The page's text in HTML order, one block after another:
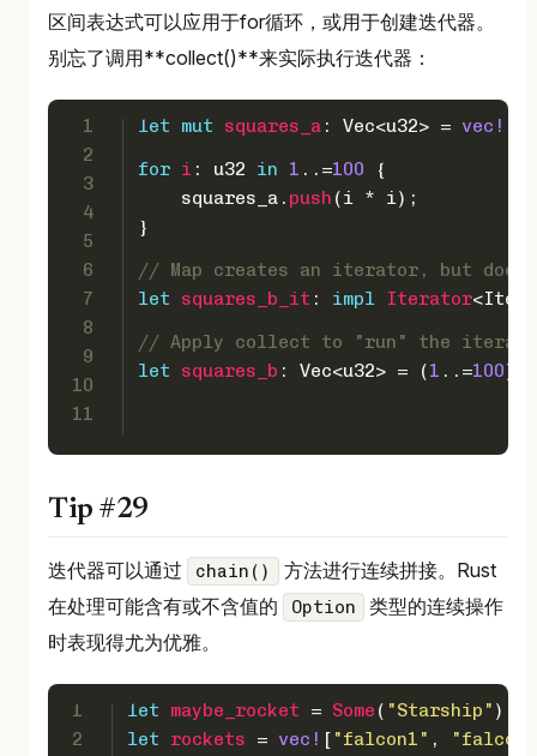
区间表达式可以应用于for循环，或用于创建迭代器。
别忘了调用**collect()**来实际执行迭代器：
1
2
3
4
5
6
7
8
9
10
11
let mut squares_a : Vec<u32> = vec!
for i : u32 in 1 ..=100 {
    squares_a.
push (i * i);
}
// Map creates an iterator, but does
let
squares_b_it : impl Iterator
// Apply collect to "run" the
let
squares_b : Vec<u32> = (1 ..=100).
Tip #29
迭代器可以通过 chain()
方法进行连续拼接。Rust
在处理可能含有或不含值的
Option
类型的连续操作
时表现得尤为优雅。
1
2
let maybe_rocket = Some ( "Starship" );
let
rockets = vec! [ "falcon1" ,